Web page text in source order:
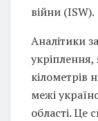
війни (ISW).
Аналітики
укріплення,
кілометрів
межі
області. Це